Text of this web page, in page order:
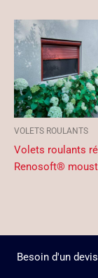
VOLETS ROULANTS
Volets roulants
Renosoft®
Besoin d'un